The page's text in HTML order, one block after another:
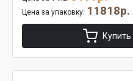
Цена за упаковку: 11818р.
Купить